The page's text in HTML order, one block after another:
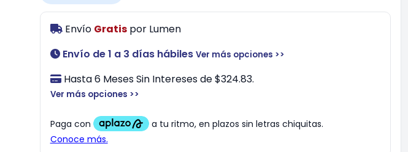
Envío Gratispor Lumen
Envío de 1 a 3 días hábiles Ver más opciones >>
Hasta 6 Meses Sin Intereses de $324.83.
Ver más opciones >>